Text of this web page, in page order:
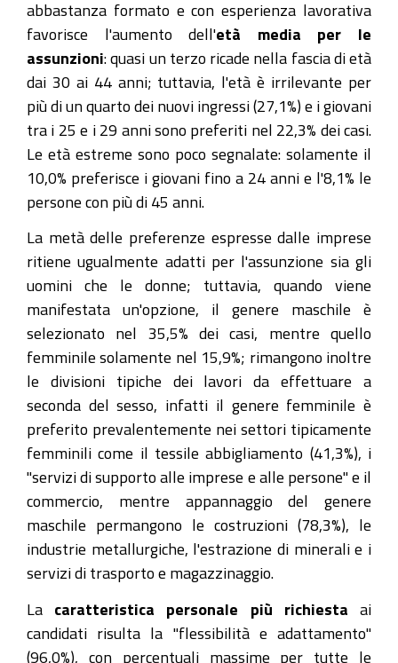
abbastanza formato e con esperienza lavorativa
favorisce l'aumento dell'età media per le
assunzioni: quasi un terzo ricade nella fascia di età
dai 30 ai 44 anni; tuttavia, l'età è irrilevante per
più di un quarto dei nuovi ingressi (27,1%) e i giovani
tra i 25 e i 29 anni sono preferiti nel 22,3% dei casi.
Le età estreme sono poco segnalate: solamente il
10,0% preferisce i giovani fino a 24 anni e l'8,1% le
persone con più di 45 anni.
La metà delle preferenze espresse dalle imprese
ritiene ugualmente adatti per l'assunzione sia gli
uomini che le donne; tuttavia, quando viene
manifestata un'opzione, il genere maschile è
selezionato nel 35,5% dei casi, mentre quello
femminile solamente nel 15,9%; rimangono inoltre
le divisioni tipiche dei lavori da effettuare a
seconda del sesso, infatti il genere femminile è
preferito prevalentemente nei settori tipicamente
femminili come il tessile abbigliamento (41,3%), i
"servizi di supporto alle imprese e alle persone" e il
commercio, mentre appannaggio del genere
maschile permangono le costruzioni (78,3%), le
industrie metallurgiche, l'estrazione di minerali e i
servizi di trasporto e magazzinaggio.
La caratteristica personale più richiesta ai
candidati risulta la "flessibilità e adattamento"
(96,0%), con percentuali massime per tutte le